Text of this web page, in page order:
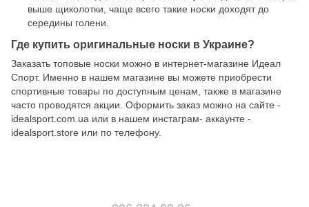
выше щиколотки, чаще всего такие носки доходят до
середины голени.
Где купить оригинальные носки в Украине?
Заказать топовые носки можно в интернет-магазине Идеал
Спорт. Именно в нашем магазине вы можете приобрести
спортивные товары по доступным ценам, также в магазине
часто проводятся акции. Оформить заказ можно на сайте -
idealsport.com.ua или в нашем инстаграм- аккаунте -
idealsport.store или по телефону.